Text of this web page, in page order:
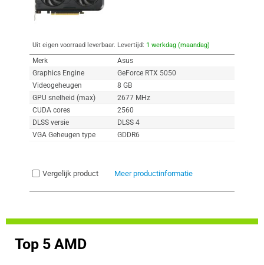
Uit eigen voorraad leverbaar. Levertijd: 1 werkdag (maandag)
Merk
Asus
Graphics Engine
GeForce RTX 5050
Videogeheugen
8 GB
GPU snelheid (max)
2677 MHz
CUDA cores
2560
DLSS versie
DLSS 4
VGA Geheugen type
GDDR6
Vergelijk product Meer productinformatie
Top 5 AMD